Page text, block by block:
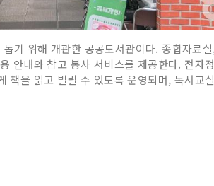
기 위해 개관한 공공도서관이다. 종합자료
안내와 참고 봉사 서비스를 제공한다. 전자
을 읽고 빌릴 수 있도록 운영되며, 독서교